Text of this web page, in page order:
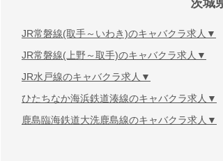
茨城
JR常磐線(取手～いわき)のキャバクラ求人
JR常磐線(上野～取手)のキャバクラ求人
JR水戸線のキャバクラ求人
ひたちなか海浜鉄道湊線のキャバクラ求人
鹿島臨海鉄道大洗鹿島線のキャバクラ求人